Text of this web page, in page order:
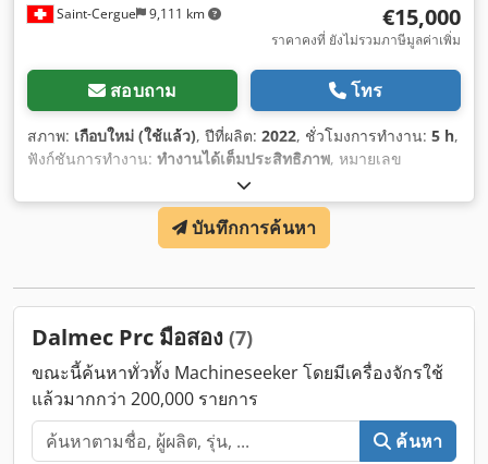
Saint-Cergue 9,111 km €15,000
ราคาคงที่ ยังไม่รวมภาษีมูลค่าเพิ่ม
สอบถาม โทร
สภาพ: เกือบใหม่ (ใช้แล้ว), ปีที่ผลิต: 2022, ชั่วโมงการทำงาน: 5 h,
ฟังก์ชันการทำงาน: ทำงานได้เต็มประสิทธิภาพ, หมายเลข
2260081, ความจุในการรับน้ำหนัก:
กก.,
บันทึกการค้นหา
Dalmec Prc มือสอง (7)
ขณะนี้ค้นหาทั่วทั้ง Machineseeker โดยมีเครื่องจักรใช้
แล้วมากกว่า 200,000 รายการ
ค้นหา